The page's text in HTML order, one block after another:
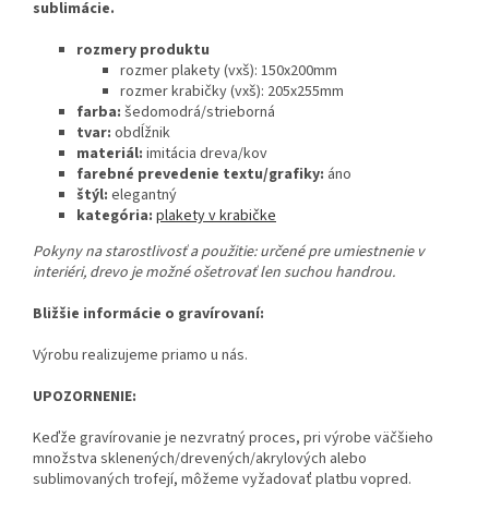
sublimácie.
rozmery produktu
rozmer plakety (vxš): 150x200mm
rozmer krabičky (vxš): 205x255mm
farba: šedomodrá/strieborná
tvar: obdĺžnik
materiál: imitácia dreva/kov
farebné prevedenie textu/grafiky: áno
štýl: elegantný
kategória: plakety v krabičke
Pokyny na starostlivosť a použitie: určené pre umiestnenie v
interiéri, drevo je možné ošetrovať len suchou handrou.
Bližšie informácie o gravírovaní:
Výrobu realizujeme priamo u nás.
UPOZORNENIE:
Keďže gravírovanie je nezvratný proces, pri výrobe väčšieho
množstva sklenených/drevených/akrylových alebo
sublimovaných trofejí, môžeme vyžadovať platbu vopred.